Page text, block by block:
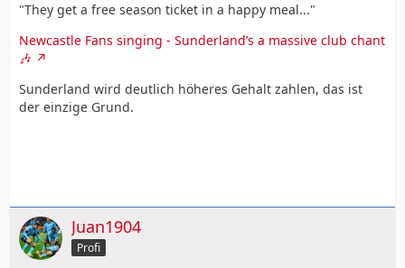
"They get a free season ticket in a happy meal..."
Newcastle Fans singing - Sunderland’s a massive club chant
🎶
Sunderland wird deutlich höheres Gehalt zahlen, das ist
der einzige Grund.
Juan1904
Profi